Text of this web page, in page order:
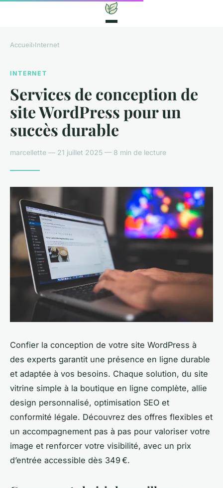
Accueil›Internet
INTERNET
Services de conception de
site WordPress pour un
succès durable
marcellette — 21 juillet 2025 — 8 min de lecture
Confier la conception de votre site WordPress à
des experts garantit une présence en ligne durable
et adaptée à vos besoins. Chaque solution, du site
vitrine simple à la boutique en ligne complète, allie
design personnalisé, optimisation SEO et
conformité légale. Découvrez des offres flexibles et
un accompagnement pas à pas pour valoriser votre
image et renforcer votre visibilité, avec un prix
d’entrée accessible dès 349 €.